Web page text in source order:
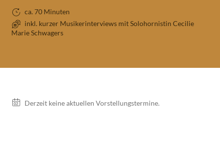
ca. 70 Minuten
inkl. kurzer Musikerinterviews mit Solohornistin Cecilie
Marie Schwagers
Vorstellungen
Derzeit keine aktuellen Vorstellungstermine.